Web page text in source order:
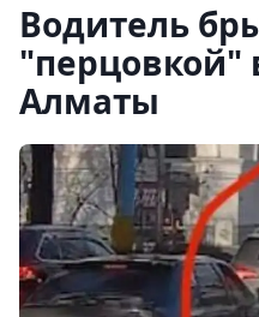
Водитель
"перцовкой"
Алматы